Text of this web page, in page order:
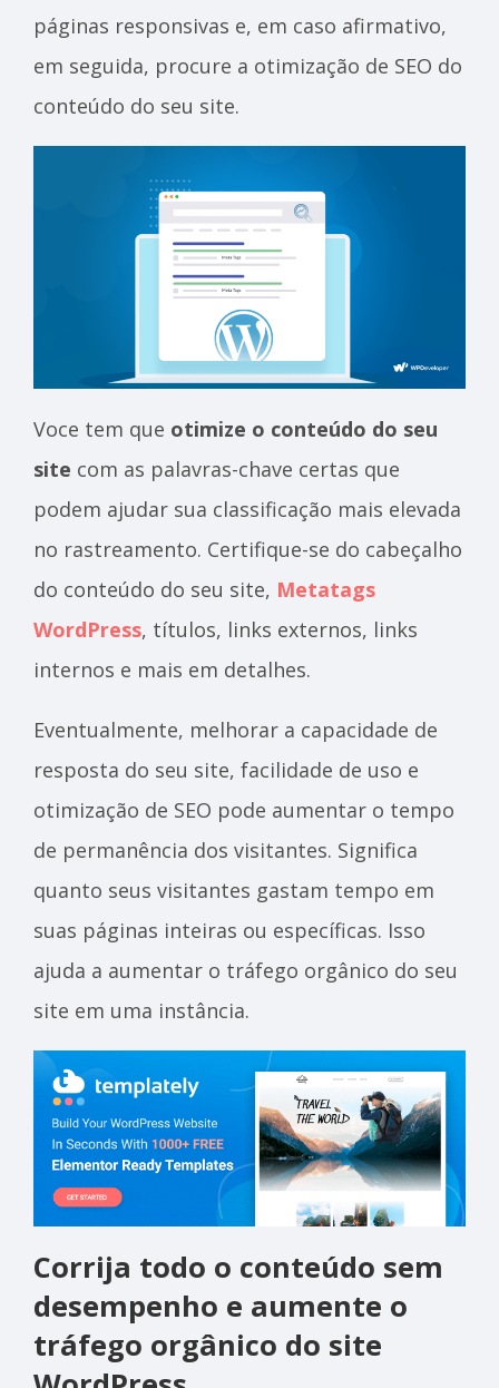
páginas responsivas e, em caso afirmativo,
em seguida, procure a otimização de SEO do
conteúdo do seu site.
Voce tem que otimize o conteúdo do seu
site com as palavras-chave certas que
podem ajudar sua classificação mais elevada
no rastreamento. Certifique-se do cabeçalho
do conteúdo do seu site, Metatags
WordPress, títulos, links externos, links
internos e mais em detalhes.
Eventualmente, melhorar a capacidade de
resposta do seu site, facilidade de uso e
otimização de SEO pode aumentar o tempo
de permanência dos visitantes. Significa
quanto seus visitantes gastam tempo em
suas páginas inteiras ou específicas. Isso
ajuda a aumentar o tráfego orgânico do seu
site em uma instância.
Corrija todo o conteúdo sem
desempenho e aumente o
tráfego orgânico do site